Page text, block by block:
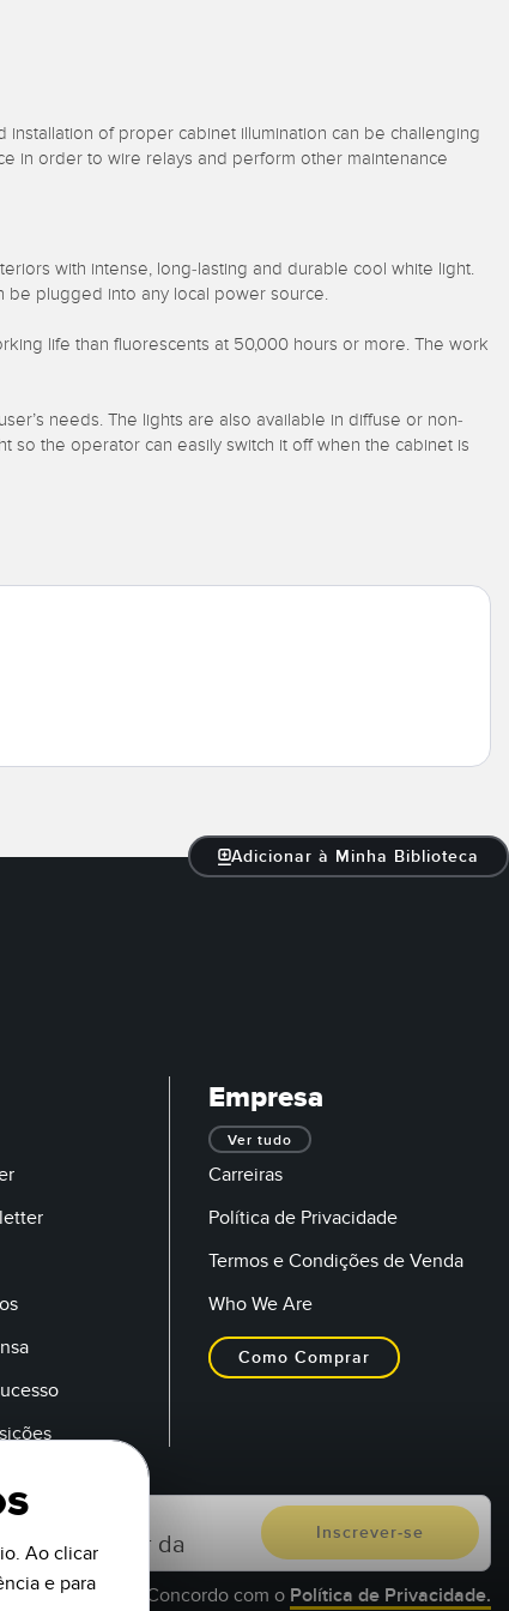
of proper cabinet illumination can be challenging
in order to wire relays and perform other maintenance
with intense, long-lasting and durable cool white light.
be plugged into any local power source.
life than fluorescents at 50,000 hours or more. The work
needs. The lights are also available in diffuse or non-
so the operator can easily switch it off when the cabinet is
Adicionar à Minha Biblioteca
Empresa
Ver tudo
Carreiras
Política de Privacidade
Termos e Condições de Venda
Who We Are
Como Comprar
Concordo com o Política de Privacidade.
Ao clicar
e para